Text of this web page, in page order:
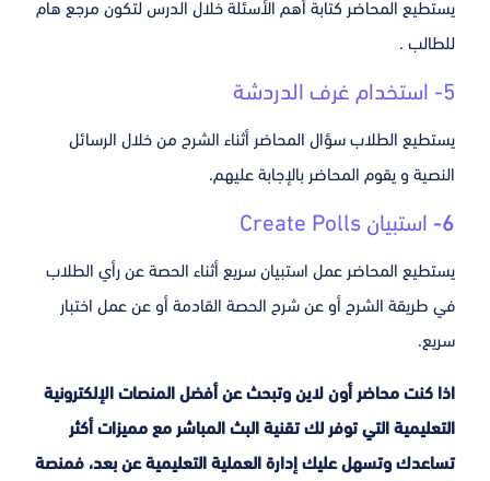
يستطيع المحاضر كتابة أهم الأسئلة خلال الدرس لتكون مرجع هام
للطالب .
5- استخدام غرف الدردشة
يستطيع الطلاب سؤال المحاضر أثناء الشرح من خلال الرسائل
النصية و يقوم المحاضر بالإجابة عليهم.
6- استبيان Create Polls
يستطيع المحاضر عمل استبيان سريع أثناء الحصة عن رأي الطلاب
في طريقة الشرح أو عن شرح الحصة القادمة أو عن عمل اختبار
سريع.
اذا كنت محاضر أون لاين وتبحث عن أفضل المنصات الإلكترونية
التعليمية التي توفر لك تقنية البث المباشر مع مميزات أكثر
تساعدك وتسهل عليك إدارة العملية التعليمية عن بعد، فمنصة